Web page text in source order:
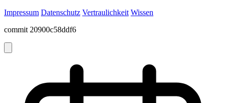
Impressum Datenschutz Vertraulichkeit Wissen
commit 20900c58ddf6